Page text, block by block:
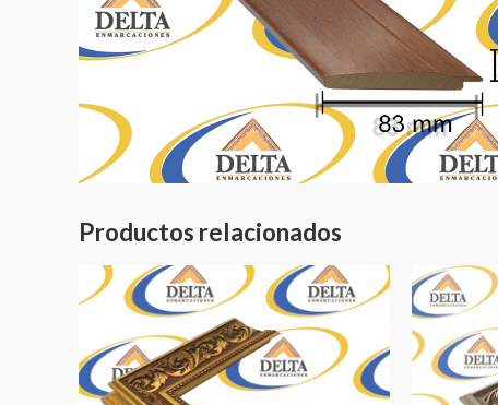
Productos relacionados